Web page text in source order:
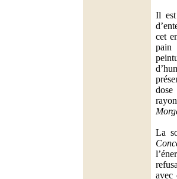
Il est
cet
pain
La
avec